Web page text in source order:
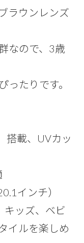
ラウンレンズ
なので、3歳
ったりです。
搭載、UVカッ
インチ）
キッズ、ベビ
イルを楽しめ